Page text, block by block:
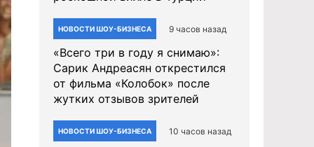
НОВОСТИ ШОУ-БИЗНЕСА 9 часов назад
«Всего три в году я снимаю»:
Сарик Андреасян открестился
от фильма «Колобок» после
жутких отзывов зрителей
НОВОСТИ ШОУ-БИЗНЕСА 10 часов назад